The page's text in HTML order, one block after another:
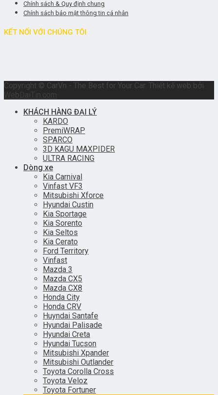
Chính sách & Quy định chung
Chính sách bảo mật thông tin cá nhân
KẾT NỐI VỚI CHÚNG TÔI
Copyright © CarVn - The Best for Your Car. Thiết kế web bởi
WebDaiTin.com
KHÁCH HÀNG ĐẠI LÝ
KARDO
PremiWRAP
SPARCO
3D KAGU MAXPIDER
ULTRA RACING
Dòng xe
Kia Carnival
Vinfast VF3
Mitsubishi Xforce
Hyundai Custin
Kia Sportage
Kia Sorento
Kia Seltos
Kia Cerato
Ford Territory
Vinfast
Mazda 3
Mazda CX5
Mazda CX8
Honda City
Honda CRV
Huyndai Santafe
Hyundai Palisade
Hyundai Creta
Hyundai Tucson
Mitsubishi Xpander
Mitsubishi Outlander
Toyota Corolla Cross
Toyota Veloz
Toyota Fortuner